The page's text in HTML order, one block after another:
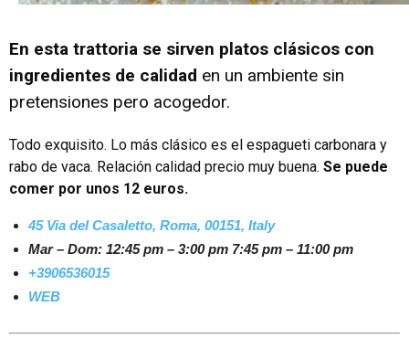
En esta trattoria se sirven platos clásicos con
ingredientes de calidad en un ambiente sin
pretensiones pero acogedor.
Todo exquisito. Lo más clásico es el espagueti carbonara y
rabo de vaca. Relación calidad precio muy buena. Se puede
comer por unos 12 euros.
45 Via del Casaletto, Roma, 00151, Italy
Mar – Dom: 12:45 pm – 3:00 pm 7:45 pm – 11:00 pm
+3906536015
WEB